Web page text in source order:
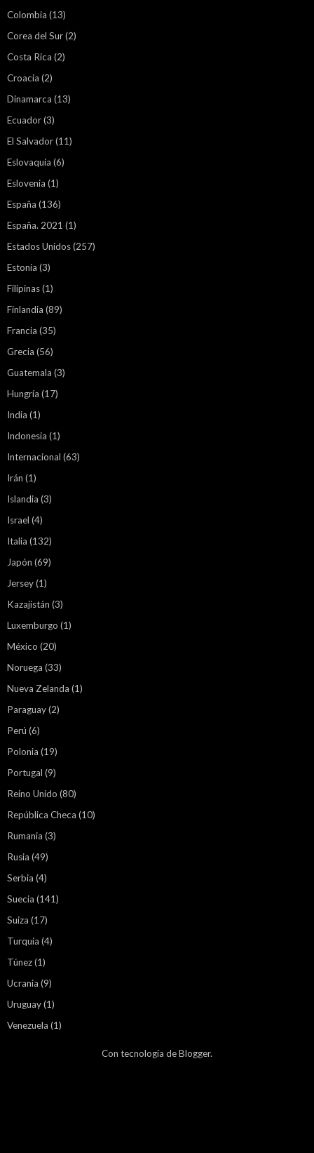
Colombia (13)
Corea del Sur(2)
Costa Rica (2)
Croacia (2)
Dinamarca (13)
Ecuador(3)
El Salvador(11)
Eslovaquia (6)
Eslovenia (1)
España (136)
España. 2021 (1)
Estados Unidos(257)
Estonia (3)
Filipinas(1)
Finlandia (89)
Francia (35)
Grecia (56)
Guatemala (3)
Hungría (17)
India (1)
Indonesia (1)
Internacional (63)
Irán (1)
Islandia (3)
Israel (4)
Italia (132)
Japón (69)
Jersey(1)
Kazajistán (3)
Luxemburgo (1)
México (20)
Noruega (33)
Nueva Zelanda (1)
Paraguay(2)
Perú (6)
Polonia (19)
Portugal (9)
Reino Unido (80)
República Checa (10)
Rumania (3)
Rusia (49)
Serbia (4)
Suecia (141)
Suiza (17)
Turquía (4)
Túnez(1)
Ucrania (9)
Uruguay(1)
Venezuela (1)
Con tecnología deBlogger.